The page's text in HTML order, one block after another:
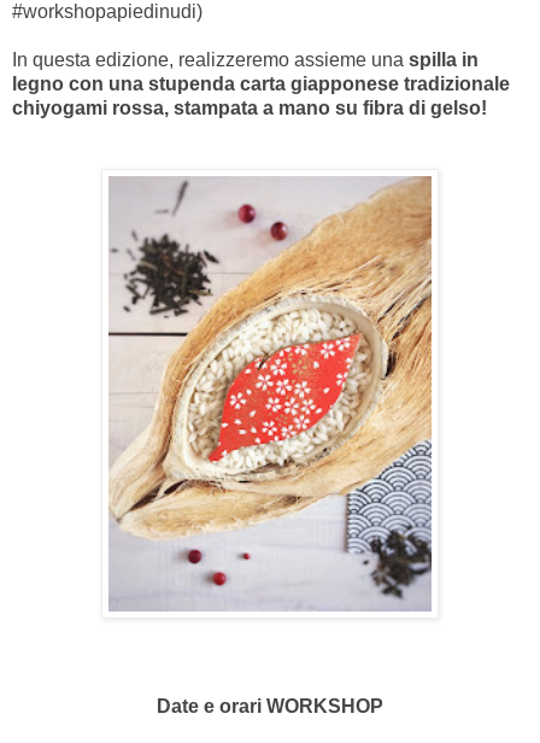
#workshopapiedinudi)
In questa edizione, realizzeremo assieme una spilla in
legno con una stupenda carta giapponese tradizionale
chiyogami rossa, stampata a mano su fibra di gelso!
Date e orari WORKSHOP